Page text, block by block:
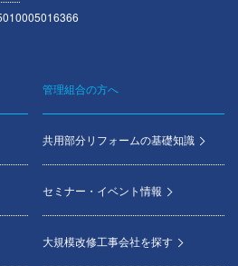
管理組合の方へ
共用部分リフォームの基礎知識
セミナー・イベント情報
大規模改修工事会社を探す